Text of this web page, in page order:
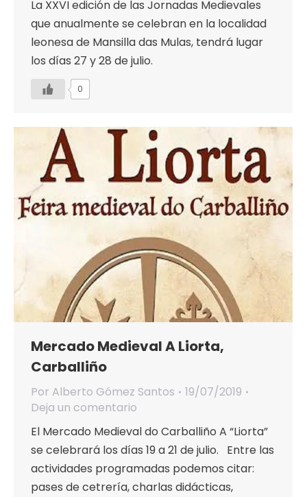
La XXVI edición de las Jornadas Medievales
que anualmente se celebran en la localidad
leonesa de Mansilla das Mulas, tendrá lugar
los días 27 y 28 de julio.
0
Mercado Medieval A Liorta,
Carballiño
Por Alberto Gómez Santos
19/07/2019
Deja un comentario
El Mercado Medieval do Carballiño A “Liorta”
se celebrará los días 19 a 21 de julio. Entre las
actividades programadas podemos citar:
pases de cetrería, charlas didácticas,